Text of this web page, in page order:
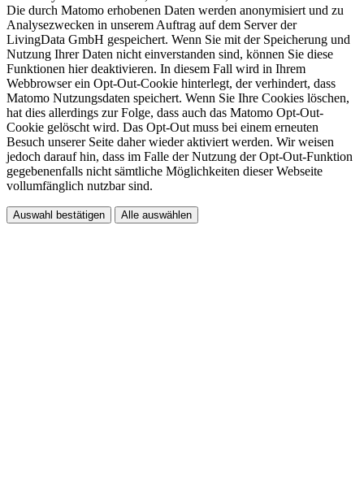
Die durch Matomo erhobenen Daten werden anonymisiert und zu
Analysezwecken in unserem Auftrag auf dem Server der
LivingData GmbH gespeichert. Wenn Sie mit der Speicherung und
Nutzung Ihrer Daten nicht einverstanden sind, können Sie diese
Funktionen hier deaktivieren. In diesem Fall wird in Ihrem
Webbrowser ein Opt-Out-Cookie hinterlegt, der verhindert, dass
Matomo Nutzungsdaten speichert. Wenn Sie Ihre Cookies löschen,
hat dies allerdings zur Folge, dass auch das Matomo Opt-Out-
Cookie gelöscht wird. Das Opt-Out muss bei einem erneuten
Besuch unserer Seite daher wieder aktiviert werden. Wir weisen
jedoch darauf hin, dass im Falle der Nutzung der Opt-Out-Funktion
gegebenenfalls nicht sämtliche Möglichkeiten dieser Webseite
vollumfänglich nutzbar sind.
Auswahl bestätigen Alle auswählen